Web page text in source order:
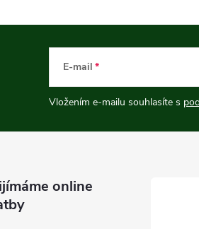
E-mail
Vložením e-mailu souhlasíte s
online